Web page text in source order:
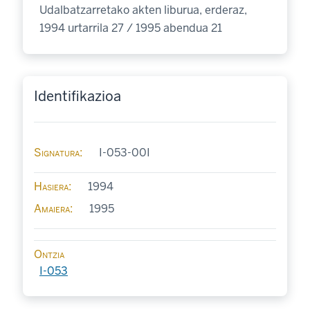
Udalbatzarretako akten liburua, erderaz,
1994 urtarrila 27 / 1995 abendua 21
Identifikazioa
Signatura I-053-00I
Hasiera
1994
Amaiera
1995
Ontzia
I-053